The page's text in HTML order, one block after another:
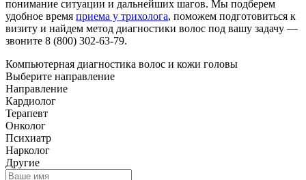
понимание ситуации и дальнейших шагов. Мы подберем
удобное время приема у трихолога, поможем подготовиться к
визиту и найдем метод диагностики волос под вашу задачу —
звоните 8 (800) 302-63-79.
Компьютерная диагностика волос и кожи головы
Выберите направление
Направление
Кардиолог
Терапевт
Онколог
Психиатр
Нарколог
Другие